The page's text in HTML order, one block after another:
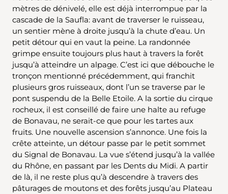
mètres de dénivelé, elle est déjà interrompue par la
cascade de la Saufla: avant de traverser le ruisseau,
un sentier mène à droite jusqu’à la chute d’eau. Un
petit détour qui en vaut la peine. La randonnée
grimpe ensuite toujours plus haut à travers la forêt
jusqu’à atteindre un alpage. C’est ici que débouche le
tronçon mentionné précédemment, qui franchit
plusieurs gros ruisseaux, dont l’un se traverse par le
pont suspendu de la Belle Etoile. A la sortie du cirque
rocheux, il est conseillé de faire une halte au refuge
de Bonavau, ne serait-ce que pour les tartes aux
fruits. Une nouvelle ascension s’annonce. Une fois la
crête atteinte, un détour passe par le petit sommet
du Signal de Bonavau. La vue s’étend jusqu’à la vallée
du Rhône, en passant par les Dents du Midi. A partir
de là, il ne reste plus qu’à descendre à travers des
pâturages de moutons et des forêts jusqu’au Plateau